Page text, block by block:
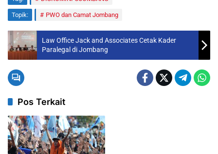
Topik: PWO dan Camat Jombang
Law Office Jack and Associates Cetak Kader
Paralegal di Jombang
Pos Terkait